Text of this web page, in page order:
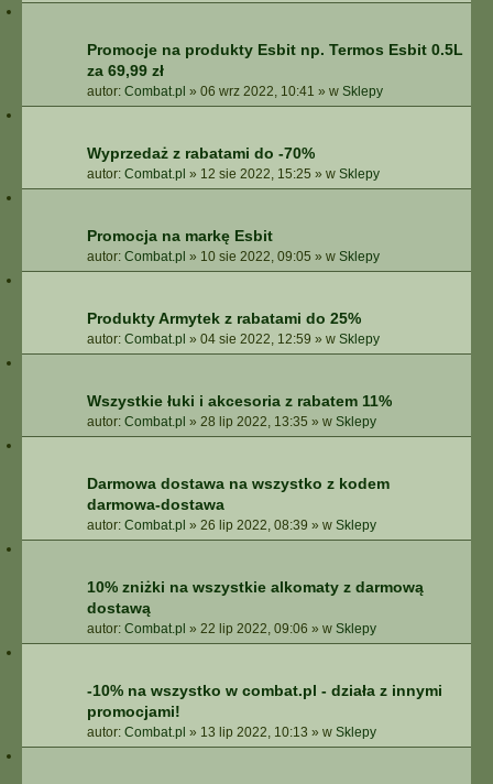
Promocje na produkty Esbit np. Termos Esbit 0.5L
za 69,99 zł
autor: Combat.pl » 06 wrz 2022, 10:41 » w Sklepy
Wyprzedaż z rabatami do -70%
autor: Combat.pl » 12 sie 2022, 15:25 » w Sklepy
Promocja na markę Esbit
autor: Combat.pl » 10 sie 2022, 09:05 » w Sklepy
Produkty Armytek z rabatami do 25%
autor: Combat.pl » 04 sie 2022, 12:59 » w Sklepy
Wszystkie łuki i akcesoria z rabatem 11%
autor: Combat.pl » 28 lip 2022, 13:35 » w Sklepy
Darmowa dostawa na wszystko z kodem
darmowa-dostawa
autor: Combat.pl » 26 lip 2022, 08:39 » w Sklepy
10% zniżki na wszystkie alkomaty z darmową
dostawą
autor: Combat.pl » 22 lip 2022, 09:06 » w Sklepy
-10% na wszystko w combat.pl - działa z innymi
promocjami!
autor: Combat.pl » 13 lip 2022, 10:13 » w Sklepy